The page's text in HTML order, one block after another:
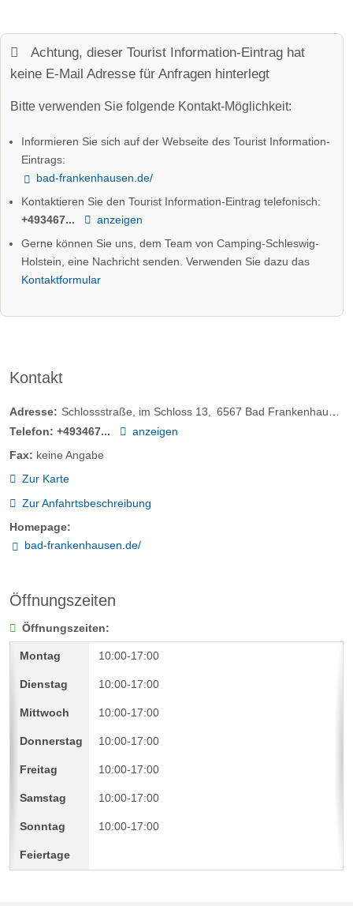
Achtung, dieser Tourist Information-Eintrag hat
keine E-Mail Adresse für Anfragen hinterlegt
Bitte verwenden Sie folgende Kontakt-Möglichkeit:
Informieren Sie sich auf der Webseite des Tourist Information-
Eintrags:
bad-frankenhausen.de/
Kontaktieren Sie den Tourist Information-Eintrag telefonisch:
+493467...
anzeigen
Gerne können Sie uns, dem Team von Camping-Schleswig-
Holstein, eine Nachricht senden. Verwenden Sie dazu das
Kontaktformular
Kontakt
Adresse: Schlossstraße, im Schloss 13 6567 Bad Frankenhausen/Kyffhäuser
Telefon: +493467...
anzeigen
Fax: keine Angabe
Zur Karte
Zur Anfahrtsbeschreibung
Homepage:
bad-frankenhausen.de/
Öffnungszeiten
Öffnungszeiten:
10:00-17:00
10:00-17:00
10:00-17:00
10:00-17:00
10:00-17:00
10:00-17:00
10:00-17:00